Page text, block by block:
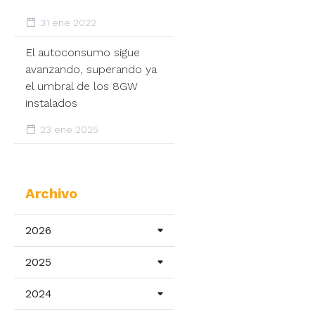
31 ene 2022
El autoconsumo sigue
avanzando, superando ya
el umbral de los 8GW
instalados
23 ene 2025
Archivo
2026
2025
2024